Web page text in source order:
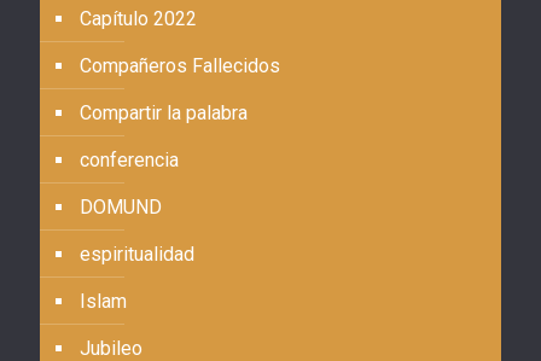
Capítulo 2022
Compañeros Fallecidos
Compartir la palabra
conferencia
DOMUND
espiritualidad
Islam
Jubileo